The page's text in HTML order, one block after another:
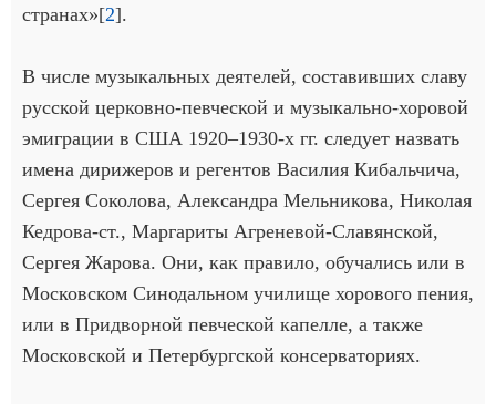
странах»[2].
В числе музыкальных деятелей, составивших славу
русской церковно-певческой и музыкально-хоровой
эмиграции в США 1920–1930-х гг. следует назвать
имена дирижеров и регентов Василия Кибальчича,
Сергея Соколова, Александра Мельникова, Николая
Кедрова-ст., Маргариты Агреневой-Славянской,
Сергея Жарова. Они, как правило, обучались или в
Московском Синодальном училище хорового пения,
или в Придворной певческой капелле, а также
Московской и Петербургской консерваториях.